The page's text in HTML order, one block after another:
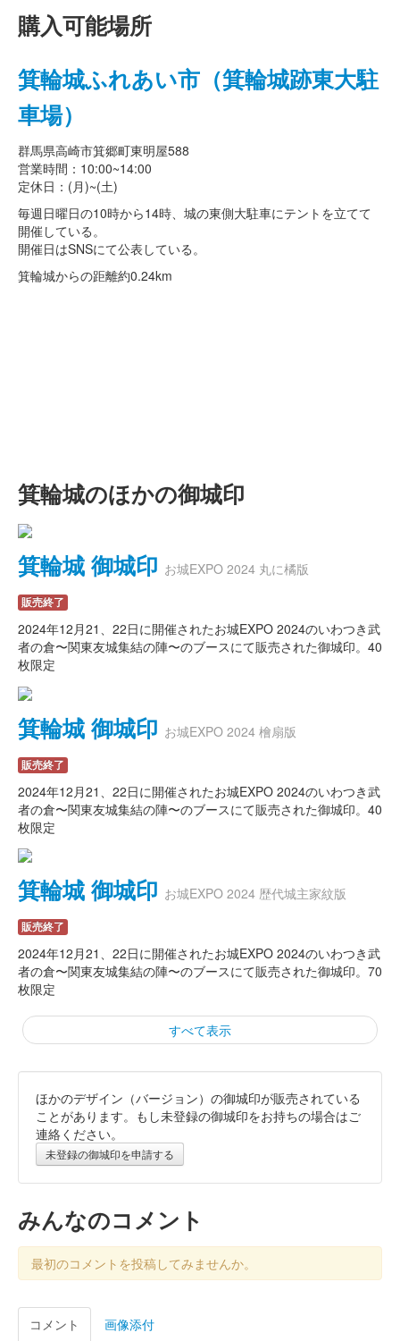
購入可能場所
箕輪城ふれあい市（箕輪城跡東大駐
車場）
群馬県高崎市箕郷町東明屋588
営業時間：10:00~14:00
定休日：(月)~(土)
毎週日曜日の10時から14時、城の東側大駐車にテントを立てて
開催している。
開催日はSNSにて公表している。
箕輪城からの距離約0.24km
箕輪城のほかの御城印
箕輪城 御城印 お城EXPO 2024 丸に橘版
販売終了
2024年12月21、22日に開催されたお城EXPO 2024のいわつき武
者の倉〜関東友城集結の陣〜のブースにて販売された御城印。40
枚限定
箕輪城 御城印 お城EXPO 2024 檜扇版
販売終了
2024年12月21、22日に開催されたお城EXPO 2024のいわつき武
者の倉〜関東友城集結の陣〜のブースにて販売された御城印。40
枚限定
箕輪城 御城印 お城EXPO 2024 歴代城主家紋版
販売終了
2024年12月21、22日に開催されたお城EXPO 2024のいわつき武
者の倉〜関東友城集結の陣〜のブースにて販売された御城印。70
枚限定
すべて表示
箕輪城 御城印 お城EXPO2024 秋扇出版記念版
販売終了
2024年12月21、22日に開催されたお城EXPO 2024のいわつき武
者の倉〜関東友城集結の陣〜のブースにて販売された御城印。30
箕輪城 登城記念証 越前若狭お城フェス2024版 小
説秋扇記念
ほかのデザイン（バージョン）の御城印が販売されている
ことがあります。もし未登録の御城印をお持ちの場合はご
連絡ください。
未登録の御城印を申請する
みんなのコメント
最初のコメントを投稿してみませんか。
コメント 画像添付